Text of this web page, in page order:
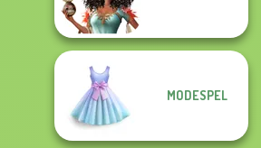
MODESPEL